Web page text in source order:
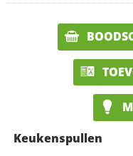
Keukenspullen